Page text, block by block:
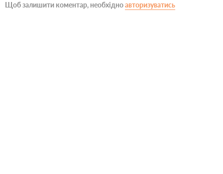
Щоб залишити коментар, необхідноавторизуватись